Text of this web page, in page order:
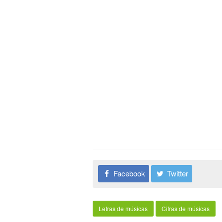
Facebook Twitter
Letras de músicas Cifras de músicas